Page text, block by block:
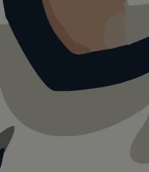
Visualisierung · KI
im
im